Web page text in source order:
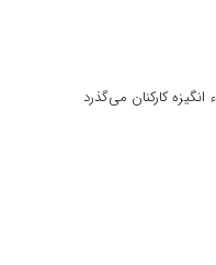
کارکنان می‌گذرد